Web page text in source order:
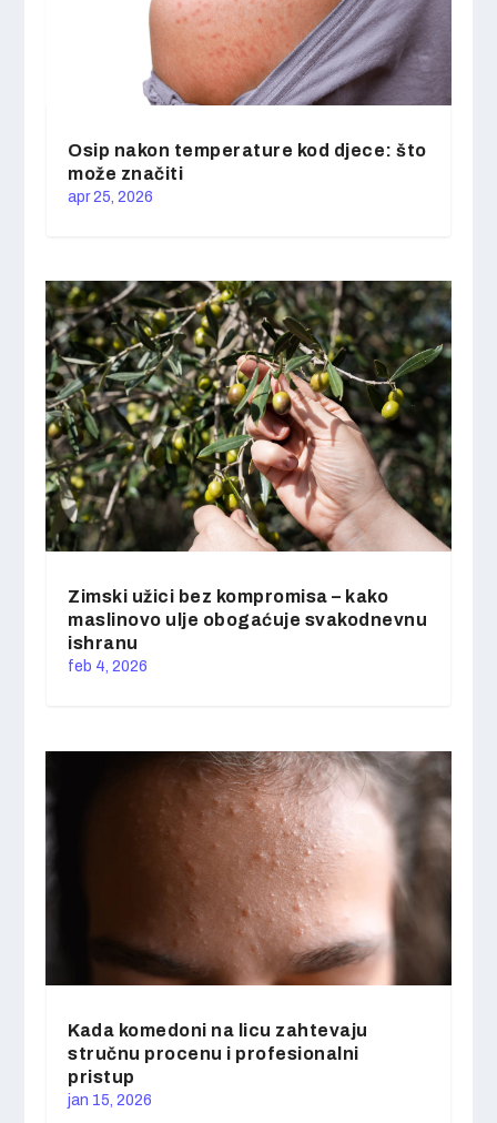
Osip nakon temperature kod djece: što
može značiti
apr 25, 2026
Zimski užici bez kompromisa – kako
maslinovo ulje obogaćuje svakodnevnu
ishranu
feb 4, 2026
Kada komedoni na licu zahtevaju
stručnu procenu i profesionalni
pristup
jan 15, 2026